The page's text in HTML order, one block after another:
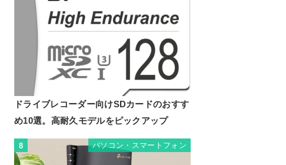
ドライブレコーダー向けSDカードのおすす
め10選。高耐久モデルをピックアップ
8 パソコン・スマートフォン